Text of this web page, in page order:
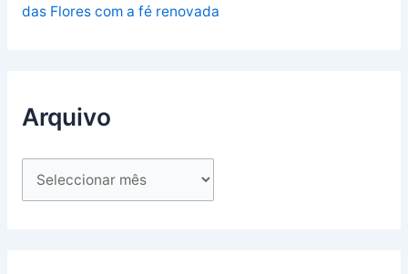
das Flores com a fé renovada
Arquivo